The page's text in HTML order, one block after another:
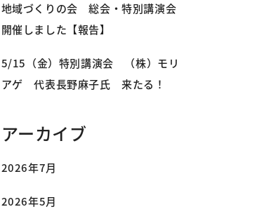
地域づくりの会 総会・特別講演会
開催しました【報告】
5/15（金）特別講演会 （株）モリ
アゲ 代表長野麻子氏 来たる！
アーカイブ
2026年7月
2026年5月